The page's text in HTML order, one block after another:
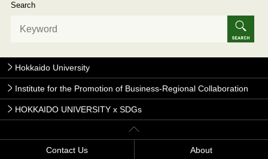
Search
Hokkaido University
Institute for the Promotion of Business-Regional Collaboration
HOKKAIDO UNIVERSITY x SDGs
Contact Us About